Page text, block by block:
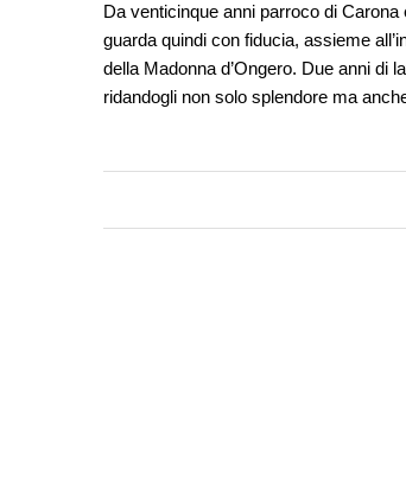
Da venticinque anni parroco di
guarda quindi con fiducia, assieme
della Madonna d’Ongero. Due anni di
ridandogli non solo splendore ma